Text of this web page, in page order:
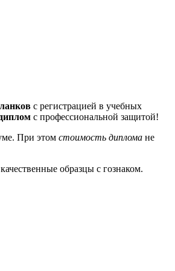
с регистрацией в учебных
с профессиональной защитой!
При этом стоимость диплома не
образцы с гознаком.